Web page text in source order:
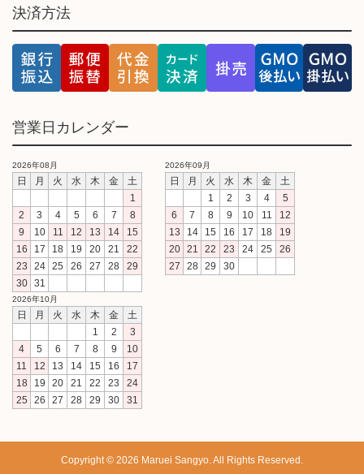
決済方法
営業日カレンダー
2026年08月
日 月 火 水 木 金
土
1
2
3 4 5 6 7
8
9
10 11 12 13 14
15
16
17 18 19 20 21
22
23
24 25 26 27 28
29
30
31
2026年09月
日 月 火 水 木 金
土
1
2 3 4
5
6
7 8 9 10 11
12
13
14 15 16 17 18
19
20
21 22 23 24 25
26
27
28 29 30
2026年10月
日 月 火 水 木 金
土
1
2
3
4
5 6 7 8 9
10
11
12 13 14 15 16
17
18
19 20 21 22 23
24
25
26 27 28 29 30 31
Copyright © 2026 Maruei Sangyo. All Rights Reserved.